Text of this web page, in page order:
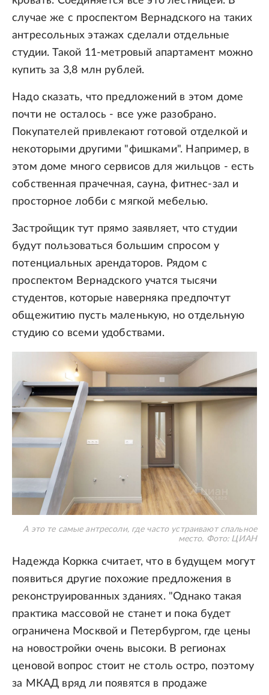
случае же с проспектом Вернадского на таких
антресольных этажах сделали отдельные
студии. Такой 11-метровый апартамент можно
купить за 3,8 млн рублей.
Надо сказать, что предложений в этом доме
почти не осталось - все уже разобрано.
Покупателей привлекают готовой отделкой и
некоторыми другими "фишками". Например, в
этом доме много сервисов для жильцов - есть
собственная прачечная, сауна, фитнес-зал и
просторное лобби с мягкой мебелью.
Застройщик тут прямо заявляет, что студии
будут пользоваться большим спросом у
потенциальных арендаторов. Рядом с
проспектом Вернадского учатся тысячи
студентов, которые наверняка предпочтут
общежитию пусть маленькую, но отдельную
студию со всеми удобствами.
А это те самые антресоли, где часто устраивают спальное
место. Фото: ЦИАН
Надежда Коркка считает, что в будущем могут
появиться другие похожие предложения в
реконструированных зданиях. "Однако такая
практика массовой не станет и пока будет
ограничена Москвой и Петербургом, где цены
на новостройки очень высоки. В регионах
ценовой вопрос стоит не столь остро, поэтому
за МКАД вряд ли появятся в продаже